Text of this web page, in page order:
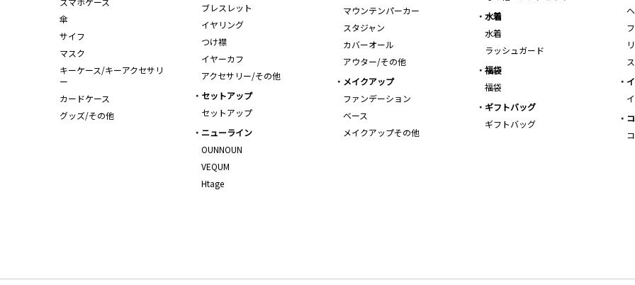
マウンテンパーカー
スタジャン
カバーオール
アウター/その他
ブレスレット
イヤリング
つけ襟
イヤーカフ
アクセサリー/その他
傘
サイフ
マスク
キーケース/キーアクセサリ
ー
カードケース
グッズ/その他
水着
水着
ラッシュガード
福袋
福袋
メイクアップ
ファンデーション
ベース
メイクアップその他
セットアップ
セットアップ
ギフトバッグ
ギフトバッグ
ニューライン
OUNNOUN
VEQUM
Htage